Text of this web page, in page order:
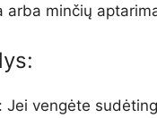
arba minčių
Jei vengėte